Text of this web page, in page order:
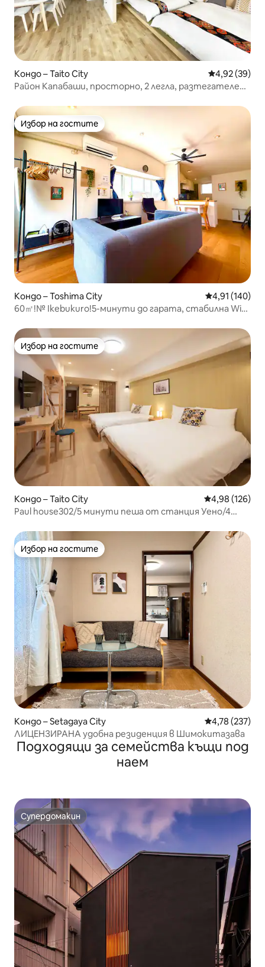
Кондо – Taito City Средна
4,92 (39)
Район Капабаши, просторно, 2 легла, разтегателен
Избор на гостите
Избор на гостите
Кондо – Toshima City Средна
4,91 (140)
60㎡!№ Ikebukuro!5-минути до гарата, стабилна Wi-
Избор на гостите
Избор на гостите
Кондо – Taito City Средна
4,98 (126)
Paul house302/5 минути пеша от станция Уено/4
Нарита/безплатен високоскоростен интернет/
сграда с асансьор/комуникация на японски, английски
и китайски език
Избор на гостите
Избор на гостите
Кондо – Setagaya City Средна
4,78 (237)
ЛИЦЕНЗИРАНА удобна резиденция в Шимокитазава
Подходящи за семейства къщи под
наем
Супердомакин
Супердомакин